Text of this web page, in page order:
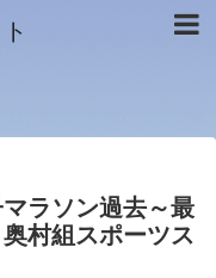
ラソン過去～最
村組スポーツス